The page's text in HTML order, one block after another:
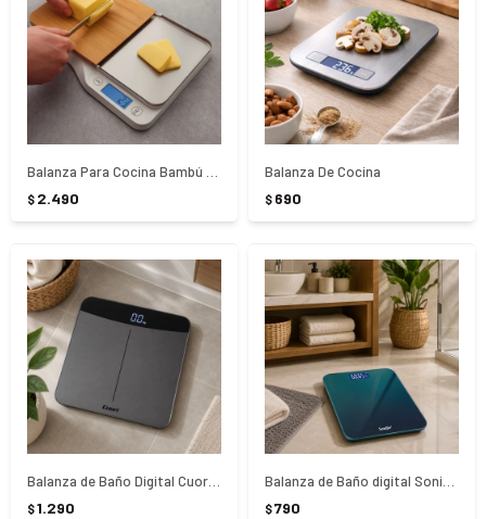
$ 2.490
Balanza De Cocina
$ 690
$1.290 $790